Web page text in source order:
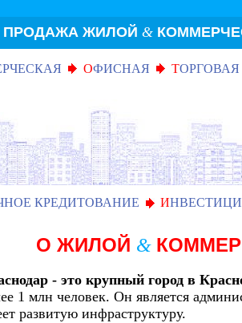
ПРОДАЖА ЖИЛОЙ &
ОФИСНАЯ ТОРГОВАЯ
КРЕДИТОВАНИЕ И
О ЖИЛОЙ &
- это крупный город в
1 млн человек. Он является
развитую инфраструктуру.